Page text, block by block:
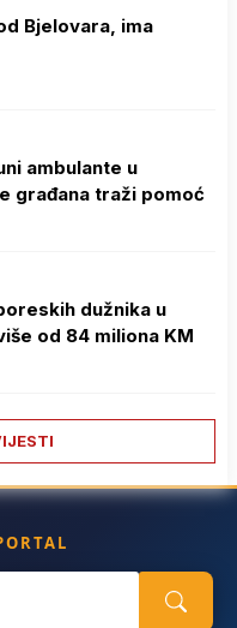
Bjelovara, ima
ambulante u
građana traži pomoć
dužnika u
od 84 miliona KM